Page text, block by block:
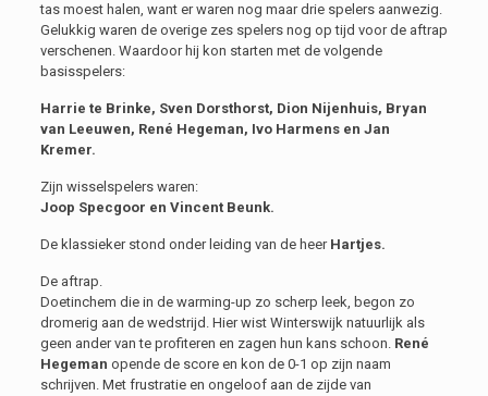
tas moest halen, want er waren nog maar drie spelers aanwezig.
Gelukkig waren de overige zes spelers nog op tijd voor de aftrap
verschenen. Waardoor hij kon starten met de volgende
basisspelers:
Harrie te Brinke, Sven Dorsthorst, Dion Nijenhuis, Bryan
van Leeuwen, René Hegeman, Ivo Harmens en Jan
Kremer.
Zijn wisselspelers waren:
Joop Specgoor en Vincent Beunk.
De klassieker stond onder leiding van de heer Hartjes.
De aftrap.
Doetinchem die in de warming-up zo scherp leek, begon zo
dromerig aan de wedstrijd. Hier wist Winterswijk natuurlijk als
geen ander van te profiteren en zagen hun kans schoon. René
Hegeman opende de score en kon de 0-1 op zijn naam
schrijven. Met frustratie en ongeloof aan de zijde van